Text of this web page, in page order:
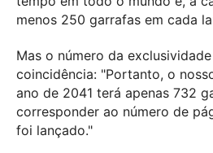
menos 250 garrafas em cada
Mas o número da
coincidência: "Portanto, o
ano de 2041 terá apenas 732
corresponder ao número de
foi lançado."